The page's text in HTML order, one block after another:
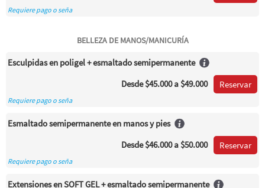
Requiere pago o seña
BELLEZA DE MANOS/MANICURÍA
Esculpidas en poligel + esmaltado semipermanente
Desde$45.000a $49.000 Reservar
Requiere pago o seña
Esmaltado semipermanente en manos y pies
Desde$46.000a $50.000 Reservar
Requiere pago o seña
Extensiones en SOFT GEL + esmaltado semipermanente